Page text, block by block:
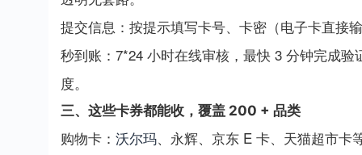
提交信息：按提示填写卡号、卡密（电子卡直接
秒到账：7*24 小时在线审核，最快 3 分钟完成
度。
三、这些卡券都能收，覆盖 200 + 品类
购物卡： 沃尔玛、永辉、京东 E 卡、天猫超市卡